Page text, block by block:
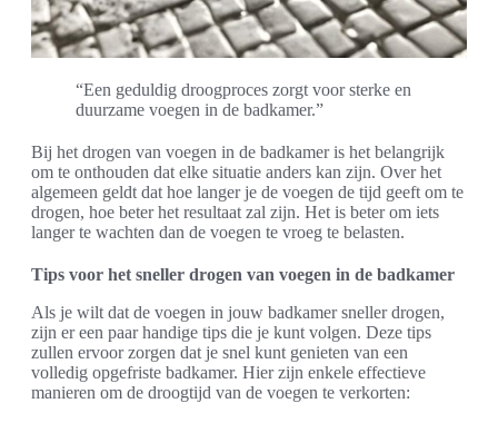
“Een geduldig droogproces zorgt voor sterke en
duurzame voegen in de badkamer.”
Bij het drogen van voegen in de badkamer is het belangrijk
om te onthouden dat elke situatie anders kan zijn. Over het
algemeen geldt dat hoe langer je de voegen de tijd geeft om te
drogen, hoe beter het resultaat zal zijn. Het is beter om iets
langer te wachten dan de voegen te vroeg te belasten.
Tips voor het sneller drogen van voegen in de badkamer
Als je wilt dat de voegen in jouw badkamer sneller drogen,
zijn er een paar handige tips die je kunt volgen. Deze tips
zullen ervoor zorgen dat je snel kunt genieten van een
volledig opgefriste badkamer. Hier zijn enkele effectieve
manieren om de droogtijd van de voegen te verkorten: